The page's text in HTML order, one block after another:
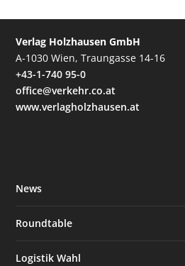
Verlag Holzhausen GmbH
A-1030 Wien, Traungasse 14-16
+43-1-740 95-0
office@verkehr.co.at
www.verlagholzhausen.at
News
Roundtable
Logistik Wahl